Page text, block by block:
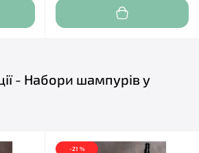
- Набори шампурів у
-21 %